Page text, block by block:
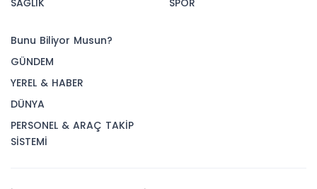
SAĞLIK
SPOR
Bunu Biliyor Musun?
GÜNDEM
YEREL & HABER
DÜNYA
PERSONEL & ARAÇ TAKİP
SİSTEMİ